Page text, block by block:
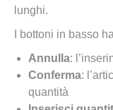
lunghi.
I bottoni in basso
Annulla:
Conferma:
quantità